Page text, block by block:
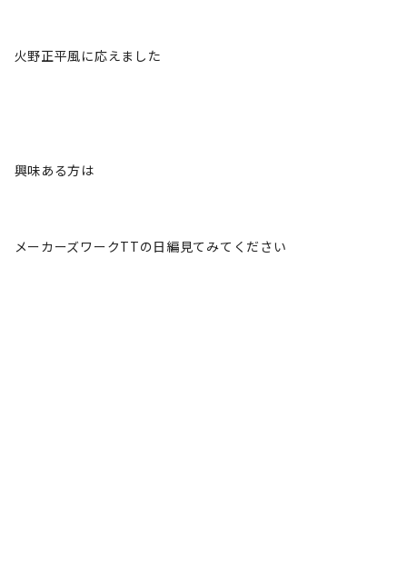
火野正平風に応えました
興味ある方は
メーカーズワークTTの日編見てみてください